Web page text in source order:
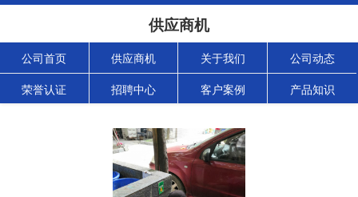
供应商机
公司首页 供应商机 关于我们 公司动态
荣誉认证 招聘中心 客户案例 产品知识